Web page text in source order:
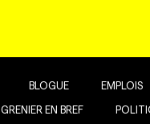
BLOGUE EMPLOIS
GRENIER EN BREF